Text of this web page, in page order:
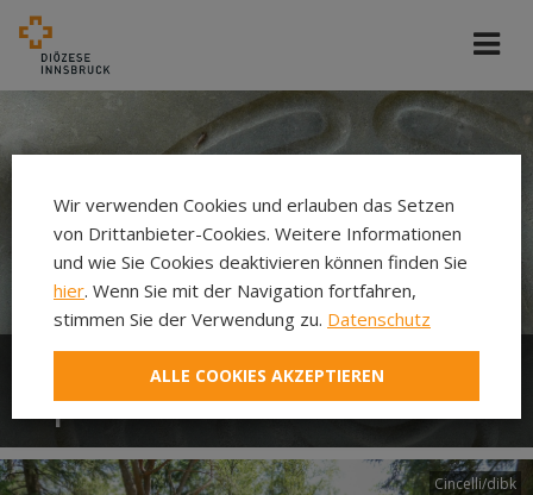
Spiritualität
Cincelli/dibk
Wir verwenden Cookies und erlauben das Setzen
von Drittanbieter-Cookies. Weitere Informationen
und wie Sie Cookies deaktivieren können finden Sie
hier. Wenn Sie mit der Navigation fortfahren,
stimmen Sie der Verwendung zu. Datenschutz
ALLE COOKIES AKZEPTIEREN